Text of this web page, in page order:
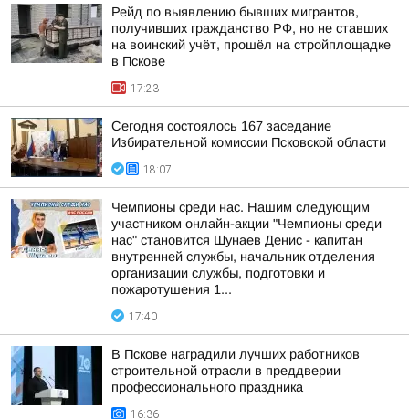
Рейд по выявлению бывших мигрантов,
получивших гражданство РФ, но не ставших
на воинский учёт, прошёл на стройплощадке
в Пскове
17:23
Сегодня состоялось 167 заседание
Избирательной комиссии Псковской области
18:07
Чемпионы среди нас. Нашим следующим
участником онлайн-акции "Чемпионы среди
нас" становится Шунаев Денис - капитан
внутренней службы, начальник отделения
организации службы, подготовки и
пожаротушения 1...
17:40
В Пскове наградили лучших работников
строительной отрасли в преддверии
профессионального праздника
16:36